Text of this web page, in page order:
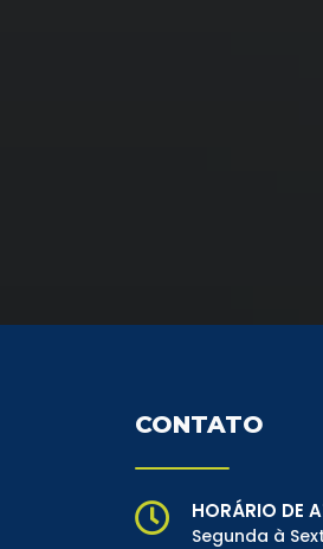
CONTATO
HORÁRIO DE
Segunda à